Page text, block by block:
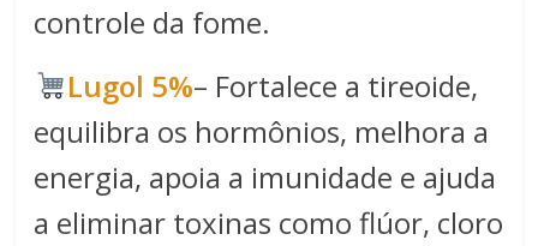
controle da fome.
Lugol 5%– Fortalece a tireoide,
equilibra os hormônios, melhora a
energia, apoia a imunidade e ajuda
a eliminar toxinas como flúor, cloro